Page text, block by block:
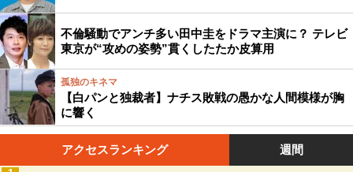
不倫騒動でアンチ多い田中圭をドラマ主演に？ テレビ
東京が“攻めの姿勢”貫くしたたか皮算用
孤独のキネマ
【白パンと独裁者】ナチス敗戦の愚かな人間模様が胸
に響く
アクセスランキング 週間